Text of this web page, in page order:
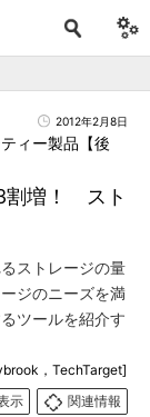
2012年2月8日
割増！ スト
ィー製品【後
ストレージの量
ジのニーズを満
ツールを紹介す
，TechTarget]
示
関連情報